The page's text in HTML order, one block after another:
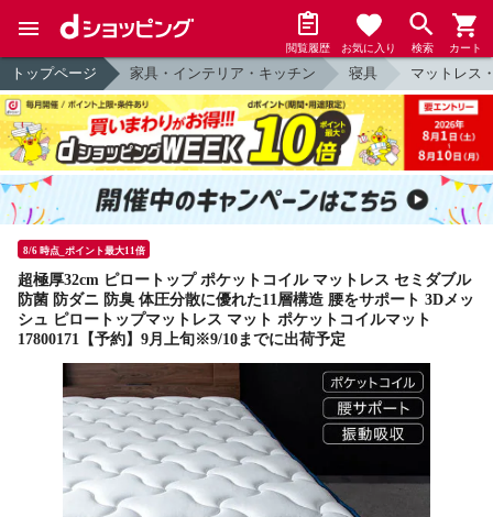
閲覧履歴 お気に入り 検索 カート
トップページ 家具・インテリア・キッチン 寝具 マットレス
8/6 時点_ポイント最大11倍
超極厚32cm ピロートップ ポケットコイル マットレス セミダブル
防菌 防ダニ 防臭 体圧分散に優れた11層構造 腰をサポート 3Dメッ
シュ ピロートップマットレス マット ポケットコイルマット
17800171【予約】9月上旬※9/10までに出荷予定